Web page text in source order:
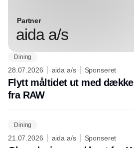
Partner
aida a/s
Dining
28.07.2026 aida a/s Sponseret
Flytt måltidet ut med
fra RAW
Dining
21.07.2026 aida a/s Sponseret